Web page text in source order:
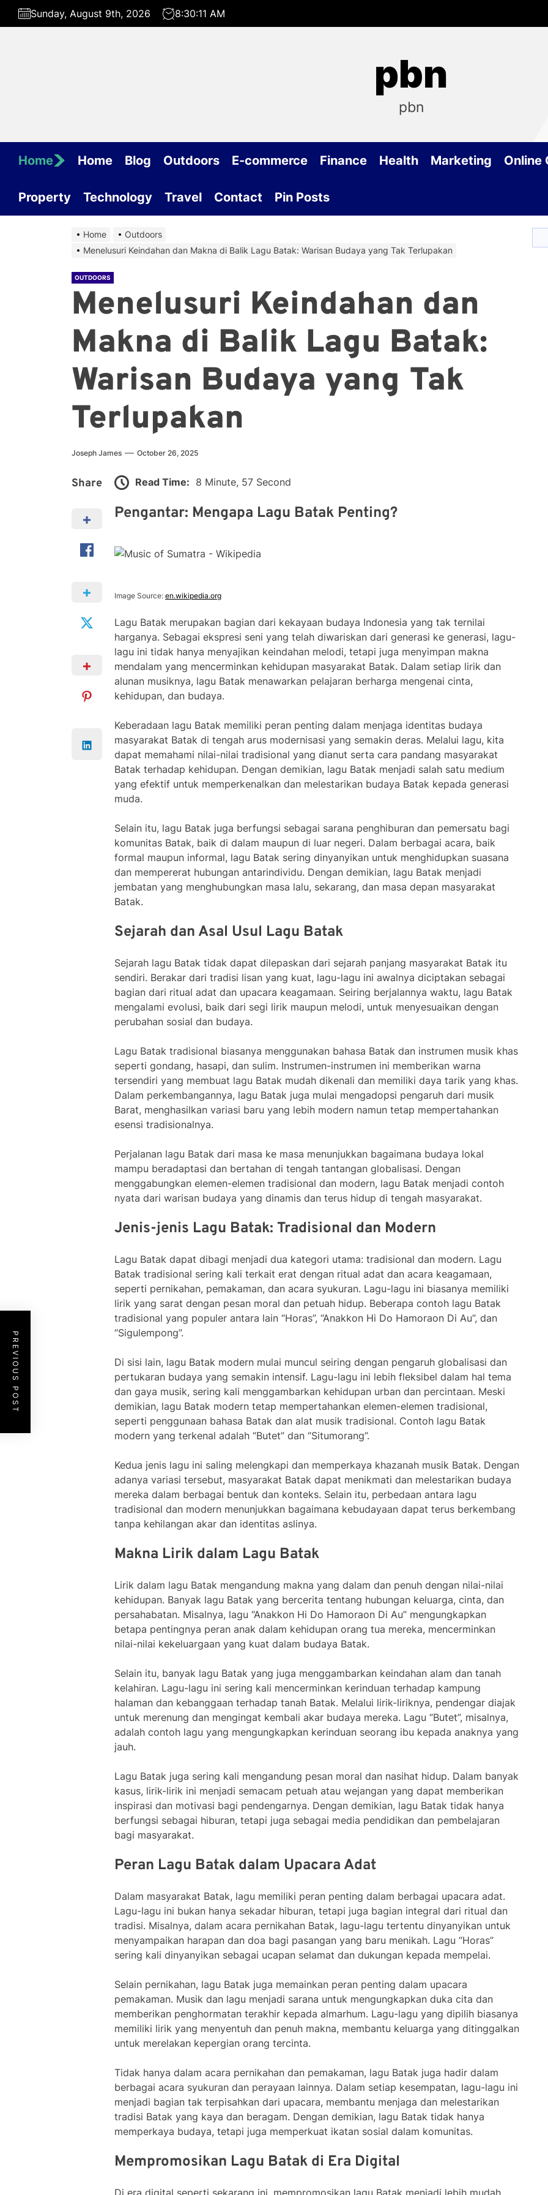
Skip
Sunday, August 9th, 2026 8:30:12 AM
pbn
pbn
Home Home Blog Outdoors E-commerce Finance Health Marketing Online
Property Technology Travel Contact Pin Posts
Home
Outdoors
Menelusuri Keindahan dan Makna di Balik Lagu Batak: Warisan Budaya yang Tak Terlupakan
OUTDOORS
Menelusuri Keindahan dan
Makna di Balik Lagu Batak:
Warisan Budaya yang Tak
Terlupakan
Joseph James October 26, 2025
Share Read Time: 8 Minute, 57 Second
Pengantar: Mengapa Lagu Batak Penting?
Image Source: en.wikipedia.org
Lagu Batak merupakan bagian dari kekayaan budaya Indonesia yang tak ternilai
harganya. Sebagai ekspresi seni yang telah diwariskan dari generasi ke generasi, lagu-
lagu ini tidak hanya menyajikan keindahan melodi, tetapi juga menyimpan makna
mendalam yang mencerminkan kehidupan masyarakat Batak. Dalam setiap lirik dan
alunan musiknya, lagu Batak menawarkan pelajaran berharga mengenai cinta,
kehidupan, dan budaya.
Keberadaan lagu Batak memiliki peran penting dalam menjaga identitas budaya
masyarakat Batak di tengah arus modernisasi yang semakin deras. Melalui lagu, kita
dapat memahami nilai-nilai tradisional yang dianut serta cara pandang masyarakat
Batak terhadap kehidupan. Dengan demikian, lagu Batak menjadi salah satu medium
yang efektif untuk memperkenalkan dan melestarikan budaya Batak kepada generasi
muda.
Selain itu, lagu Batak juga berfungsi sebagai sarana penghiburan dan pemersatu bagi
komunitas Batak, baik di dalam maupun di luar negeri. Dalam berbagai acara, baik
formal maupun informal, lagu Batak sering dinyanyikan untuk menghidupkan suasana
dan mempererat hubungan antarindividu. Dengan demikian, lagu Batak menjadi
jembatan yang menghubungkan masa lalu, sekarang, dan masa depan masyarakat
Batak.
Sejarah dan Asal Usul Lagu Batak
Sejarah lagu Batak tidak dapat dilepaskan dari sejarah panjang masyarakat Batak itu
sendiri. Berakar dari tradisi lisan yang kuat, lagu-lagu ini awalnya diciptakan sebagai
bagian dari ritual adat dan upacara keagamaan. Seiring berjalannya waktu, lagu Batak
mengalami evolusi, baik dari segi lirik maupun melodi, untuk menyesuaikan dengan
perubahan sosial dan budaya.
Lagu Batak tradisional biasanya menggunakan bahasa Batak dan instrumen musik khas
seperti gondang, hasapi, dan sulim. Instrumen-instrumen ini memberikan warna
tersendiri yang membuat lagu Batak mudah dikenali dan memiliki daya tarik yang khas.
Dalam perkembangannya, lagu Batak juga mulai mengadopsi pengaruh dari musik
Barat, menghasilkan variasi baru yang lebih modern namun tetap mempertahankan
esensi tradisionalnya.
Perjalanan lagu Batak dari masa ke masa menunjukkan bagaimana budaya lokal
mampu beradaptasi dan bertahan di tengah tantangan globalisasi. Dengan
menggabungkan elemen-elemen tradisional dan modern, lagu Batak menjadi contoh
nyata dari warisan budaya yang dinamis dan terus hidup di tengah masyarakat.
Jenis-jenis Lagu Batak: Tradisional dan Modern
Lagu Batak dapat dibagi menjadi dua kategori utama: tradisional dan modern. Lagu
Batak tradisional sering kali terkait erat dengan ritual adat dan acara keagamaan,
seperti pernikahan, pemakaman, dan acara syukuran. Lagu-lagu ini biasanya memiliki
lirik yang sarat dengan pesan moral dan petuah hidup. Beberapa contoh lagu Batak
tradisional yang populer antara lain “Horas”, “Anakkon Hi Do Hamoraon Di Au”, dan
“Sigulempong”.
Di sisi lain, lagu Batak modern mulai muncul seiring dengan pengaruh globalisasi dan
pertukaran budaya yang semakin intensif. Lagu-lagu ini lebih fleksibel dalam hal tema
dan gaya musik, sering kali menggambarkan kehidupan urban dan percintaan. Meski
demikian, lagu Batak modern tetap mempertahankan elemen-elemen tradisional,
seperti penggunaan bahasa Batak dan alat musik tradisional. Contoh lagu Batak
modern yang terkenal adalah “Butet” dan “Situmorang”.
Kedua jenis lagu ini saling melengkapi dan memperkaya khazanah musik Batak. Dengan
adanya variasi tersebut, masyarakat Batak dapat menikmati dan melestarikan budaya
mereka dalam berbagai bentuk dan konteks. Selain itu, perbedaan antara lagu
tradisional dan modern menunjukkan bagaimana kebudayaan dapat terus berkembang
tanpa kehilangan akar dan identitas aslinya.
Makna Lirik dalam Lagu Batak
Lirik dalam lagu Batak mengandung makna yang dalam dan penuh dengan nilai-nilai
kehidupan. Banyak lagu Batak yang bercerita tentang hubungan keluarga, cinta, dan
persahabatan. Misalnya, lagu “Anakkon Hi Do Hamoraon Di Au” mengungkapkan
betapa pentingnya peran anak dalam kehidupan orang tua mereka, mencerminkan
nilai-nilai kekeluargaan yang kuat dalam budaya Batak.
Selain itu, banyak lagu Batak yang juga menggambarkan keindahan alam dan tanah
kelahiran. Lagu-lagu ini sering kali mencerminkan kerinduan terhadap kampung
halaman dan kebanggaan terhadap tanah Batak. Melalui lirik-liriknya, pendengar diajak
untuk merenung dan mengingat kembali akar budaya mereka. Lagu “Butet”, misalnya,
adalah contoh lagu yang mengungkapkan kerinduan seorang ibu kepada anaknya yang
jauh.
Lagu Batak juga sering kali mengandung pesan moral dan nasihat hidup. Dalam banyak
kasus, lirik-lirik ini menjadi semacam petuah atau wejangan yang dapat memberikan
inspirasi dan motivasi bagi pendengarnya. Dengan demikian, lagu Batak tidak hanya
berfungsi sebagai hiburan, tetapi juga sebagai media pendidikan dan pembelajaran
bagi masyarakat.
Peran Lagu Batak dalam Upacara Adat
Dalam masyarakat Batak, lagu memiliki peran penting dalam berbagai upacara adat.
Lagu-lagu ini bukan hanya sekadar hiburan, tetapi juga bagian integral dari ritual dan
tradisi. Misalnya, dalam acara pernikahan Batak, lagu-lagu tertentu dinyanyikan untuk
menyampaikan harapan dan doa bagi pasangan yang baru menikah. Lagu “Horas”
sering kali dinyanyikan sebagai ucapan selamat dan dukungan kepada mempelai.
Selain pernikahan, lagu Batak juga memainkan peran penting dalam upacara
pemakaman. Musik dan lagu menjadi sarana untuk mengungkapkan duka cita dan
memberikan penghormatan terakhir kepada almarhum. Lagu-lagu yang dipilih biasanya
memiliki lirik yang menyentuh dan penuh makna, membantu keluarga yang ditinggalkan
untuk merelakan kepergian orang tercinta.
Tidak hanya dalam acara pernikahan dan pemakaman, lagu Batak juga hadir dalam
berbagai acara syukuran dan perayaan lainnya. Dalam setiap kesempatan, lagu-lagu ini
menjadi bagian tak terpisahkan dari upacara, membantu menjaga dan melestarikan
tradisi Batak yang kaya dan beragam. Dengan demikian, lagu Batak tidak hanya
memperkaya budaya, tetapi juga memperkuat ikatan sosial dalam komunitas.
Mempromosikan Lagu Batak di Era Digital
PREVIOUS POST